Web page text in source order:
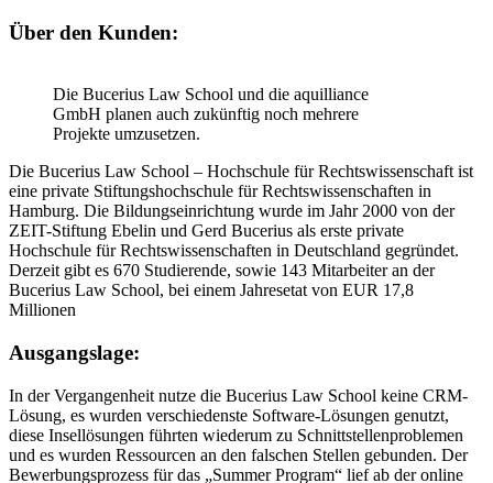
Über den Kunden:
Die Bucerius Law School und die aquilliance
GmbH planen auch zukünftig noch mehrere
Projekte umzusetzen.
Die Bucerius Law School – Hochschule für Rechtswissenschaft ist
eine private Stiftungshochschule fürRechtswissenschaften in
Hamburg. Die Bildungseinrichtung wurde im Jahr 2000 von der
ZEIT-Stiftung Ebelin und Gerd Bucerius als erste private
Hochschule für Rechtswissenschaften in Deutschland gegründet.
Derzeit gibt es 670 Studierende, sowie 143 Mitarbeiter an der
Bucerius Law School, bei einem Jahresetat von EUR 17,8
Millionen
Ausgangslage:
In der Vergangenheit nutze die Bucerius Law School keine CRM-
Lösung, es wurden verschiedenste Software-Lösungen genutzt,
diese Insellösungen führten wiederum zu Schnittstellenproblemen
und es wurden Ressourcen an den falschen Stellen gebunden. Der
Bewerbungsprozess für das „Summer Program“ lief ab der online